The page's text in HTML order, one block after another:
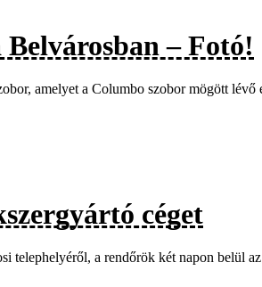
– Fotó!
amelyet a Columbo szobor mögött lévő
céget
telephelyéről, a rendőrök két napon belül